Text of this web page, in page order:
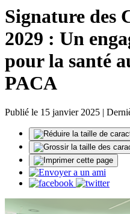
Signature des
2029 : Un
pour la santé
PACA
Publié le 15 janvier 2025 |